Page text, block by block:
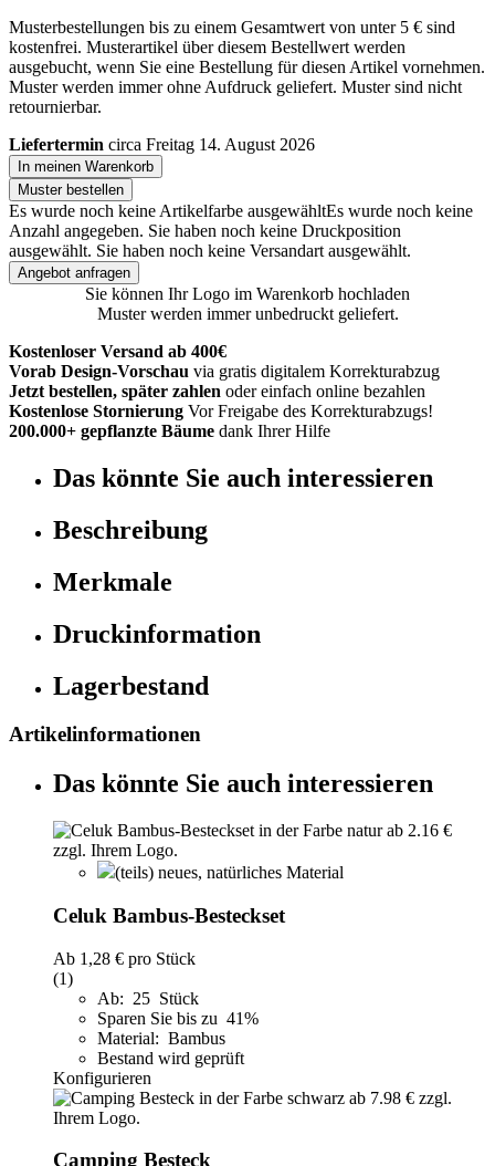
Musterbestellungen bis zu einem Gesamtwert von unter 5 € sind
kostenfrei. Musterartikel über diesem Bestellwert werden
ausgebucht, wenn Sie eine Bestellung für diesen Artikel vornehmen.
Muster werden immer ohne Aufdruck geliefert. Muster sind nicht
retournierbar.
Liefertermin circa Freitag 14. August 2026
In meinen Warenkorb
Muster bestellen
Es wurde noch keine Artikelfarbe ausgewähltEs wurde noch keine
Anzahl angegeben. Sie haben noch keine Druckposition
ausgewählt. Sie haben noch keine Versandart ausgewählt.
Angebot anfragen
Sie können Ihr Logo im Warenkorb hochladen
Muster werden immer unbedruckt geliefert.
Kostenloser Versand ab 400€
Vorab Design-Vorschau via gratis digitalem Korrekturabzug
Jetzt bestellen, später zahlen oder einfach online bezahlen
Kostenlose Stornierung Vor Freigabe des Korrekturabzugs!
200.000+ gepflanzte Bäume dank Ihrer Hilfe
Das könnte Sie auch interessieren
Beschreibung
Merkmale
Druckinformation
Lagerbestand
Artikelinformationen
Das könnte Sie auch interessieren
(teils) neues, natürliches Material
Celuk Bambus-Besteckset
Ab 1,28 € pro Stück
(1)
Ab: 25 Stück
Sparen Sie bis zu 41%
Material: Bambus
Bestand wird geprüft
Konfigurieren
Camping Besteck